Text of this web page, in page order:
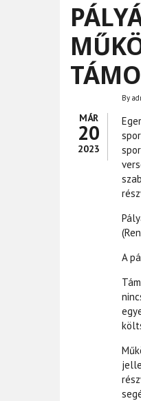
MÁR
20
2023
By
A